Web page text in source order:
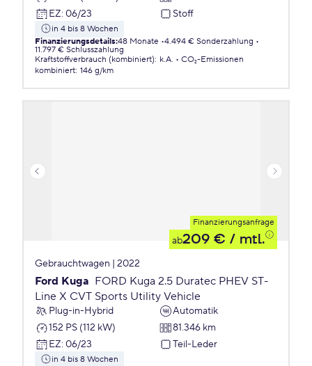
EZ: 06/23 Stoff
in 4 bis 8 Wochen
Finanzierungsdetails:48 Monate 4.494 € Sonderzahlung
11.797 € Schlusszahlung
Kraftstoffverbrauch (kombiniert): k.A.
CO₂-Emissionen
kombiniert: 146 g/km
Finanzierungsanfrage
ab209 € / mtl.
Gebrauchtwagen | 2022
Ford Kuga FORD Kuga 2.5 Duratec PHEV ST-
Line X CVT Sports Utility Vehicle
Plug-in-Hybrid
Automatik
152 PS (112 kW)
81.346 km
EZ: 06/23 Teil-Leder
in 4 bis 8 Wochen